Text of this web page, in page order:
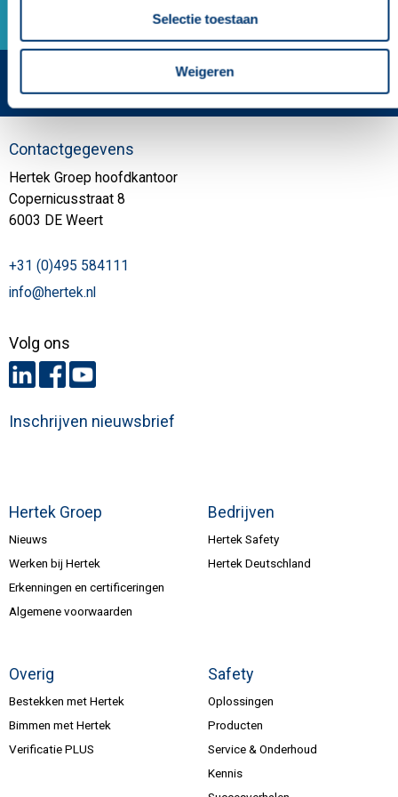
Selectie toestaan
Weigeren
Hertek Groep
Nieuws
Werken bij Hertek
Erkenningen en certificeringen
Algemene voorwaarden
Bedrijven
Hertek Safety
Hertek Deutschland
Overig
Bestekken met Hertek
Bimmen met Hertek
Verificatie PLUS
Safety
Oplossingen
Producten
Service & Onderhoud
Kennis
Contactgegevens
Hertek Groep hoofdkantoor
Copernicusstraat 8
6003 DE Weert
+31 (0)495 584111
info@hertek.nl
Volg ons
Inschrijven nieuwsbrief